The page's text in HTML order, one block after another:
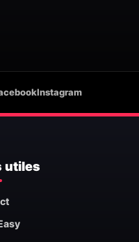
Instagram
utiles